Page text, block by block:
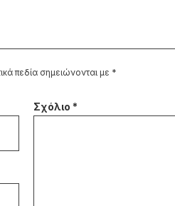
πεδία σημειώνονται με *